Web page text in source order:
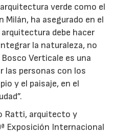
verde como el
Milán, ha asegurado en el
debe hacer
la naturaleza, no
Verticale es una
las personas con los
y el paisaje, en el
Ratti, arquitecto y
Exposición Internacional